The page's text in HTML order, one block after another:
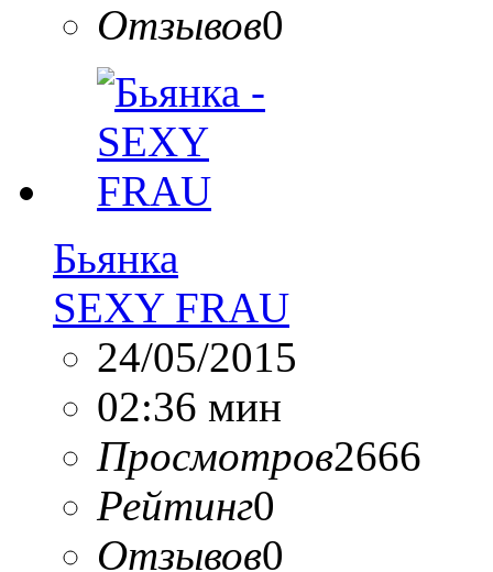
Отзывов0
Бьянка
SEXY FRAU
24/05/2015
02:36 мин
Просмотров2666
Рейтинг0
Отзывов0